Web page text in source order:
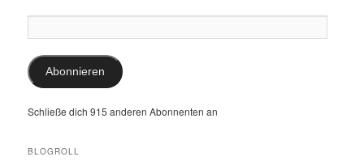
Mail-
Adresse:
Abonnieren
Schließe dich 915 anderen Abonnenten an
BLOGROLL